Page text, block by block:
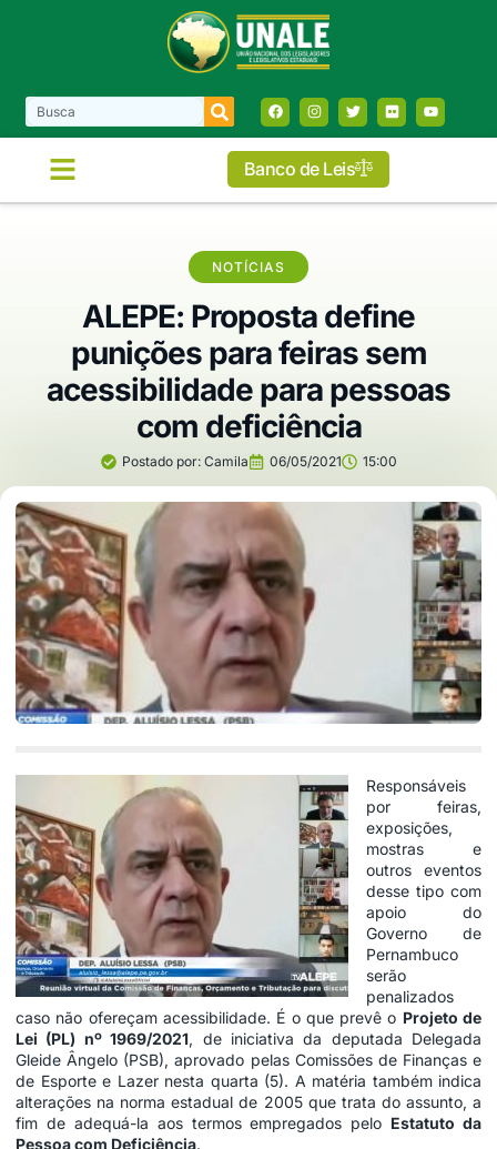
Banco de Leis
NOTÍCIAS
ALEPE: Proposta define
punições para feiras sem
acessibilidade para pessoas
com deficiência
Postado por:Camila 06/05/2021 15:00
Responsáveis
por feiras,
exposições,
mostras e
outros eventos
desse tipo com
apoio do
Governo de
Pernambuco
serão
penalizados
caso não ofereçam acessibilidade. É o que prevê o Projeto de
Lei (PL) nº 1969/2021, de iniciativa da deputada Delegada
Gleide Ângelo (PSB), aprovado pelas Comissões de Finançase
de Esporte e Lazernesta quarta (5). A matéria também indica
alterações na norma estadual de 2005 que trata do assunto, a
fim de adequá-la aos termos empregados pelo Estatuto da
Pessoa com Deficiência.